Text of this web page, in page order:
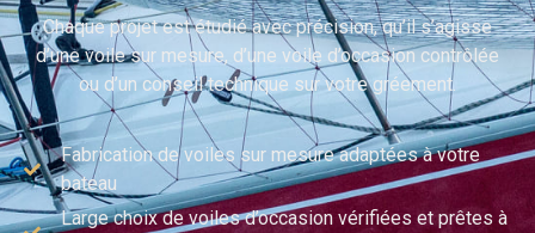
Chaque projet est étudié avec précision, qu’il s’agisse
d’une voile sur mesure, d’une voile d’occasion contrôlée
ou d’un conseil technique sur votre gréement.
Fabrication de voiles sur mesure adaptées à votre
bateau
Large choix de voiles d’occasion vérifiées et prêtes à